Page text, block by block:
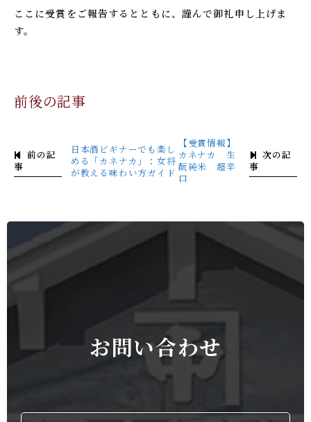
ここに受賞をご報告するとともに、謹んで御礼申し上げま
す。
前後の記事
前の記
事
日本酒ビギナーでも楽し
める「カネナカ」：女将
が教える味わい方ガイド
次の記
事
【受賞情報】
カネナカ 生
酛純米 超辛
口
お問い合わせ